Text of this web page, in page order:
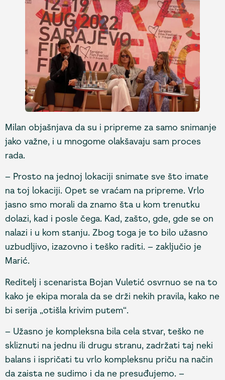
Milan objašnjava da su i pripreme za samo snimanje
jako važne, i u mnogome olakšavaju sam proces
rada.
– Prosto na jednoj lokaciji snimate sve što imate
na toj lokaciji. Opet se vraćam na pripreme. Vrlo
jasno smo morali da znamo šta u kom trenutku
dolazi, kad i posle čega. Kad, zašto, gde, gde se on
nalazi i u kom stanju. Zbog toga je to bilo užasno
uzbudljivo, izazovno i teško raditi. – zaključio je
Marić.
Reditelj i scenarista Bojan Vuletić osvrnuo se na to
kako je ekipa morala da se drži nekih pravila, kako ne
bi serija „otišla krivim putem“.
– Užasno je kompleksna bila cela stvar, teško ne
skliznuti na jednu ili drugu stranu, zadržati taj neki
balans i ispričati tu vrlo kompleksnu priču na način
da zaista ne sudimo i da ne presuđujemo. –